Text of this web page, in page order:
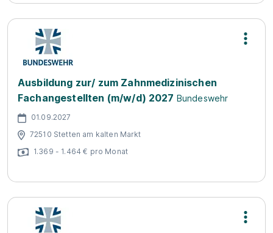
Ausbildung zur/ zum Zahnmedizinischen
Fachangestellten (m/w/d) 2027 Bundeswehr
01.09.2027
72510 Stetten am kalten Markt
1.369 - 1.464 € pro Monat